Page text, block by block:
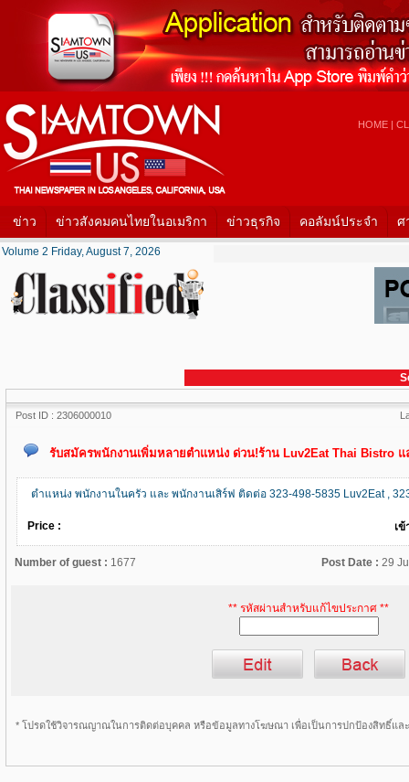
HOME |
ข่าว ข่าวสังคมคนไทยในอเมริกา ข่าวธุรกิจ คอลัมน์ประจำ ศ
Volume 2 Friday, August 7, 2026
Post ID : 2306000010
รับสมัครพนักงานเพิ่มหลายตำแหน่ง ด่วน!ร้าน Luv2Eat Thai Bistro
ตำแหน่ง พนักงานในครัว และ พนักงานเสิร์ฟ ติดต่อ 323-498-5835 Luv2Eat ,
Price : เ
Number of guest : 1677 Post Date : 29
** รหัสผ่านสำหรับแก้ไขประกาศ **
* โปรดใช้วิจารณญาณในการติดต่อบุคคล หรือข้อมูลทางโฆษณา เพื่อเป็นการปกป้องสิทธิ์แล